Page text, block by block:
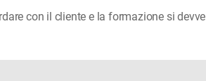
con il cliente e la formazione si devve